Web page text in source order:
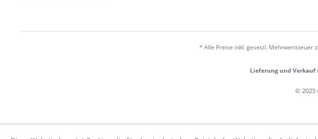
* Alle Preise inkl. gesetzl. Mehrwertsteuer
Lieferung und Verkauf
© 2025